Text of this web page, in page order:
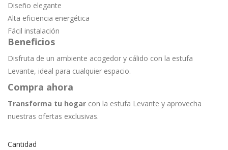
Diseño elegante
Alta eficiencia energética
Fácil instalación
Beneficios
Disfruta de un ambiente acogedor y cálido con la estufa
Levante, ideal para cualquier espacio.
Compra ahora
Transforma tu hogar con la estufa Levante y aprovecha
nuestras ofertas exclusivas.
Cantidad